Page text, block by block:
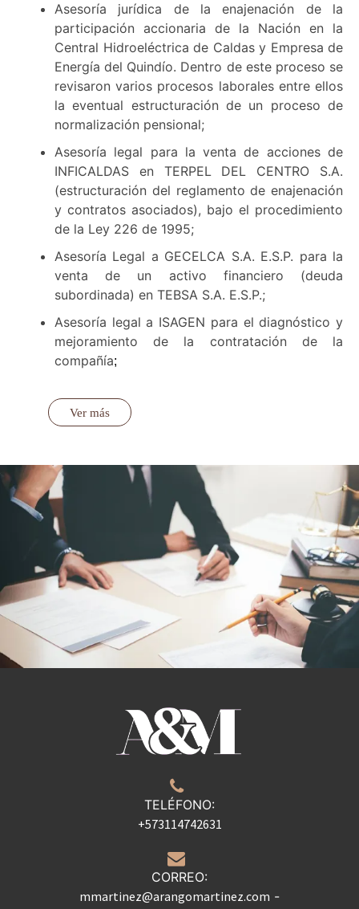
Asesoría jurídica de la enajenación de la
participación accionaria de la Nación en la
Central Hidroeléctrica de Caldas y Empresa de
Energía del Quindío. Dentro de este proceso se
revisaron varios procesos laborales entre ellos
la eventual estructuración de un proceso de
normalización pensional;
Asesoría legal para la venta de acciones de
INFICALDAS en TERPEL DEL CENTRO S.A.
(estructuración del reglamento de enajenación
y contratos asociados), bajo el procedimiento
de la Ley 226 de 1995;
Asesoría Legal a GECELCA S.A. E.S.P. para la
venta de un activo financiero (deuda
subordinada) en TEBSA S.A. E.S.P.;
Asesoría legal a ISAGEN para el diagnóstico y
mejoramiento de la contratación de la
compañía;
Ver más
TELÉFONO:
+573114742631
CORREO:
mmartinez@arangomartinez.com -